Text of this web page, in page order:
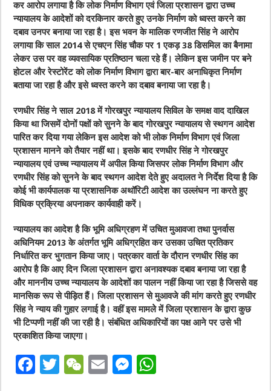
कर आरोप लगाया है कि लोक निर्माण विभाग एवं जिला प्रशासन द्वारा उच्च
न्यायालय के आदेशों को दरकिनार करते हुए उनके निर्माण को ध्वस्त करने का
दबाव उनपर बनाया जा रहा है। इस भवन के मालिक रणजीत सिंह ने आरोप
लगाया कि साल 2014 से एचएन सिंह चौक पर 1 एकड़ 38 डिसमिल का बैनामा
लेकर उस पर वह व्यवसायिक प्रतिष्ठान चला रहे हैं। लेकिन इस जमीन पर बने
होटल और रेस्टोरेंट को लोक निर्माण विभाग द्वारा बार-बार अनाधिकृत निर्माण
बताया जा रहा है और इसे ध्वस्त करने का दबाव बनाया जा रहा है।
रणधीर सिंह ने साल 2018 में गोरखपुर न्यायालय सिविल के समक्ष वाद दाखिल
किया था जिसमें दोनों पक्षों को सुनने के बाद गोरखपुर न्यायालय से स्थगन आदेश
पारित कर दिया गया लेकिन इस आदेश को भी लोक निर्माण विभाग एवं जिला
प्रशासन मानने को तैयार नहीं था। इसके बाद रणधीर सिंह ने गोरखपुर
न्यायालय एवं उच्च न्यायालय में अपील किया जिसपर लोक निर्माण विभाग और
रणधीर सिंह को सुनने के बाद स्थगन आदेश देते हुए अदालत ने निर्देश दिया है कि
कोई भी कार्यपालक या प्रशासनिक अथॉरिटी आदेश का उल्लंघन ना करते हुए
विधिक प्रक्रिया अपनाकर कार्यवाही करें।
न्यायालय का आदेश है कि भूमि अधिग्रहण में उचित मुआवजा तथा पुनर्वास
अधिनियम 2013 के अंतर्गत भूमि अधिग्रहित कर उसका उचित प्रतिकर
निर्धारित कर भुगतान किया जाए। पत्रकार वार्ता के दौरान रणधीर सिंह का
आरोप है कि आए दिन जिला प्रशासन द्वारा अनावश्यक दबाव बनाया जा रहा है
और माननीय उच्च न्यायालय के आदेशों का पालन नहीं किया जा रहा है जिससे वह
मानसिक रूप से पीड़ित हैं। जिला प्रशासन से मुआवजे की मांग करते हुए रणधीर
सिंह ने न्याय की गुहार लगाई है। वहीं इस मामलेे में जिला प्रशासन के द्वारा कुछ
भी टिप्पणी नहींं की जा रही है। संबंधित अधिकारियों का पक्ष आने पर उसे भी
प्रकाशित किया जाएगा।
F
T
W E
M